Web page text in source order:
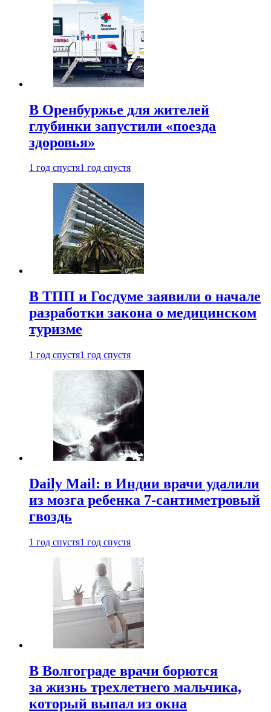
В Оренбуржье для жителей
глубинки запустили «поезда
здоровья»
1 год спустя1 год спустя
В ТПП и Госдуме заявили о начале
разработки закона о медицинском
туризме
1 год спустя1 год спустя
Daily Mail: в Индии врачи удалили
из мозга ребенка 7-сантиметровый
гвоздь
1 год спустя1 год спустя
В Волгограде врачи борются
за жизнь трехлетнего мальчика,
который выпал из окна